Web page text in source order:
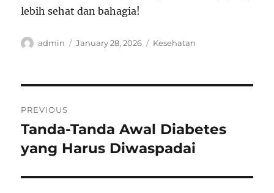
lebih sehat dan bahagia!
Author
admin
Posted
January 28, 2026 Categories
Kesehatan
navigation
PREVIOUS
Previous
post:
Tanda-Tanda Awal Diabetes
yang Harus Diwaspadai